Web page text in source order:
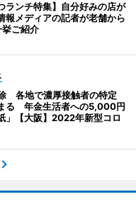
ランチ特集】自分好みの店が
報メディアの記者が老舗から
ご紹介
各地で濃厚接触者の特定
る 年金生活者への5,000円
」【大阪】2022年新型コロ